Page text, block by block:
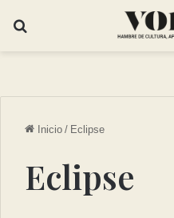
Inicio / Eclipse
Eclipse